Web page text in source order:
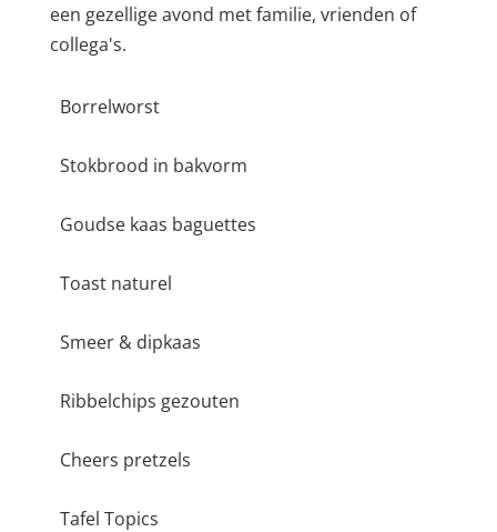
een gezellige avond met familie, vrienden of
collega's.
Borrelworst
Stokbrood in bakvorm
Goudse kaas baguettes
Toast naturel
Smeer & dipkaas
Ribbelchips gezouten
Cheers pretzels
Tafel Topics